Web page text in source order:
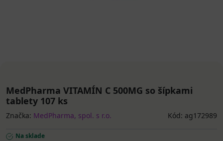
MedPharma VITAMÍN C 500MG so šípkami
tablety 107 ks
Značka: MedPharma, spol. s r.o. Kód: ag172989
Na sklade